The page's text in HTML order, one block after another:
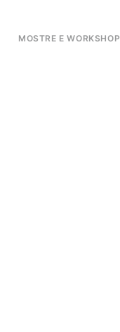
MOSTRE E WORKSHOP